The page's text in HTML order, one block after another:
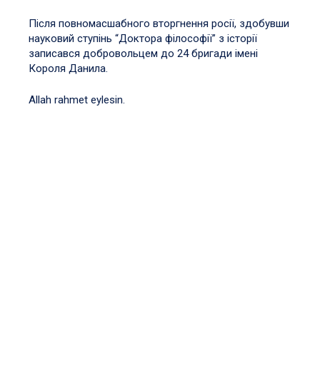
Після повномасшабного вторгнення росії, здобувши
науковий ступінь “Доктора філософії” з історії
записався добровольцем до 24 бригади імені
Короля Данила.
Allah rahmet eylesin.